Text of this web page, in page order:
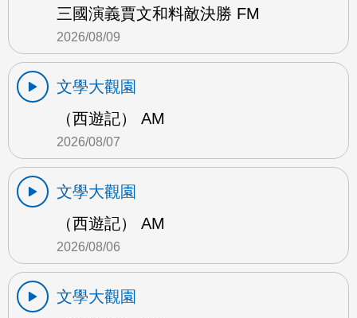
三國演義賈文和料敵決勝 FM
2026/08/09
文學大觀園
（西遊記） AM
2026/08/07
文學大觀園
（西遊記） AM
2026/08/06
文學大觀園